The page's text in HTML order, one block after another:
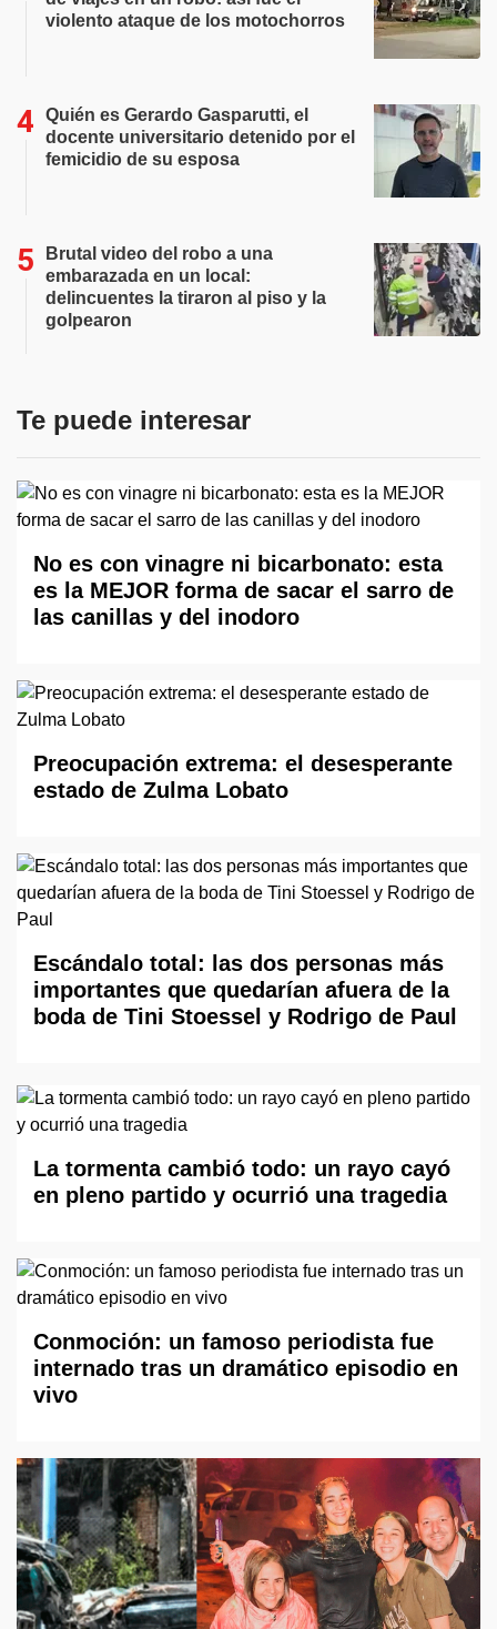
violento ataque de los motochorros
Quién es Gerardo Gasparutti, el
docente universitario detenido por el
femicidio de su esposa
Brutal video del robo a una
embarazada en un local:
delincuentes la tiraron al piso y la
golpearon
Te puede interesar
No es con vinagre ni bicarbonato: esta
es la MEJOR forma de sacar el sarro de
las canillas y del inodoro
Preocupación extrema: el desesperante
estado de Zulma Lobato
Escándalo total: las dos personas más
importantes que quedarían afuera de la
boda de Tini Stoessel y Rodrigo de Paul
La tormenta cambió todo: un rayo cayó
en pleno partido y ocurrió una tragedia
Conmoción: un famoso periodista fue
internado tras un dramático episodio en
vivo